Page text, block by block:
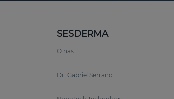
SESDERMA
O nas
Dr. Gabriel Serrano